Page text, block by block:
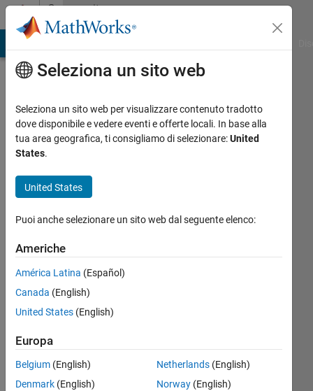
Vai al contenutoCommunity
Profile
Mason
Huynh
Last
oltre un
Attivo
Followers:
Follow
Seleziona un sito web
Seleziona un sito web per visualizzare contenuto tradotto
dove disponibile e vedere eventi e offerte locali. In base alla
tua area geografica, ti consigliamo di selezionare:United
States.
United States
Puoi anche selezionare un sito web dal seguente elenco:
Americhe
América Latina (Español)
Canada (English)
United States (English)
Europa
Belgium (English)
Denmark (English)
Netherlands(English)
Norway(English)